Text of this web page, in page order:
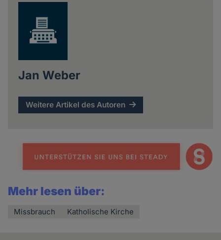
Jan Weber
Weitere Artikel des Autoren
Mehr lesen über:
Missbrauch Katholische Kirche